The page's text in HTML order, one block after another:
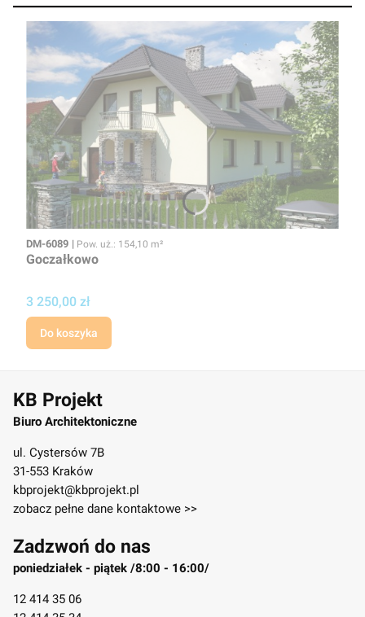
Kod
DM-6089 Powierzchnia użytkowa
Pow. uż.: 154,10 m²
Goczałkowo
Cena
3 250,00 zł
Do koszyka
KB Projekt
Biuro Architektoniczne
ul. Cystersów 7B
31-553 Kraków
kbprojekt@kbprojekt.pl
zobacz pełne dane kontaktowe >>
Zadzwoń do nas
poniedziałek - piątek /8:00 - 16:00/
12 414 35 06